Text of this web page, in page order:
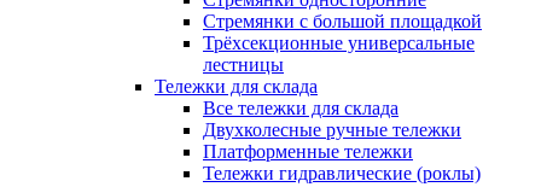
Стремянки с большой площадкой
Трёхсекционные универсальные
лестницы
Тележки для склада
Все тележки для склада
Двухколесные ручные тележки
Платформенные тележки
Тележки гидравлические (роклы)